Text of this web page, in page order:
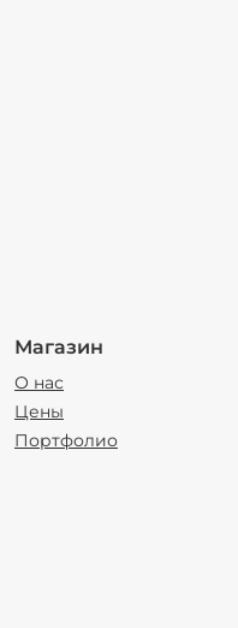
Магазин
О нас
Цены
Портфолио